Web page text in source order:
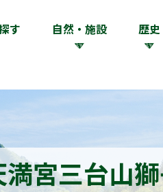
す 自然・施設 歴史
宮三台山